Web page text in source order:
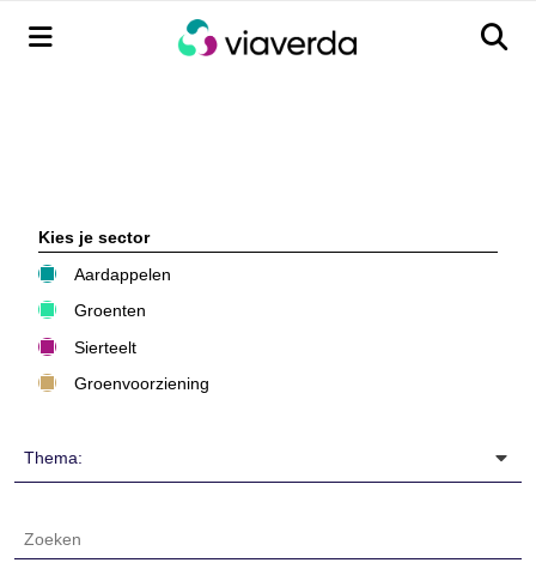
Menu Menu
Kies je sector
Aardappelen
Groenten
Sierteelt
Groenvoorziening
Thema: